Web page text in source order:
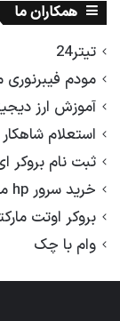
همکاران ما
تیتر24
مودم فیبرنوری
آموزش ارز
استعلام شاهکار
ثبت نام بروکر
خرید سرور hp ماهان
بروکر اوتت
وام با چک